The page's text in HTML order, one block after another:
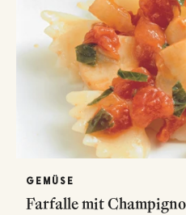
GEMÜSE
Farfalle mit